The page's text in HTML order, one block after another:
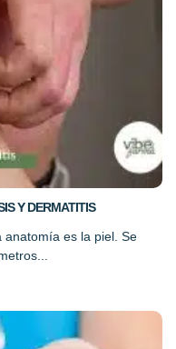
Y DERMATITIS
anatomía es la piel. Se